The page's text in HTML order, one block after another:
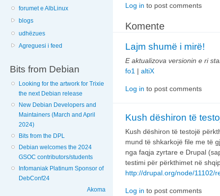
forumet e AlbLinux
blogs
udhëzues
Agreguesi i feed
Bits from Debian
Looking for the artwork for Trixie
the next Debian release
New Debian Developers and
Maintainers (March and April
2024)
Bits from the DPL
Debian welcomes the 2024
GSOC contributors/students
Infomaniak Platinum Sponsor of
DebConf24
Akoma
Log in to post comments
Komente
Lajm shumë i mirë!
E aktualizova versionin e ri
fo1 | altiX
Log in to post comments
Kush dëshiron të
Kush dëshiron të testojë
mund të shkarkojë file me të
nga faqja zyrtare e Drupal
testimi për përkthimet në
http://drupal.org/node/11102/
Log in to post comments